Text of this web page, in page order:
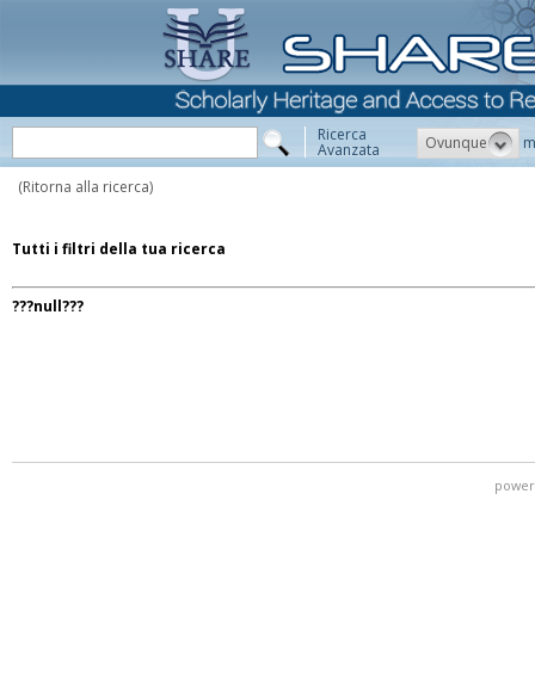
Ricerca
Avanzata Ovunque
(Ritorna alla ricerca)
Tutti i filtri della tua ricerca
???null???